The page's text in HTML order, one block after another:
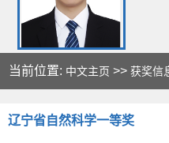
当前位置: 中文主页 >>获奖信
辽宁省自然科学一等奖